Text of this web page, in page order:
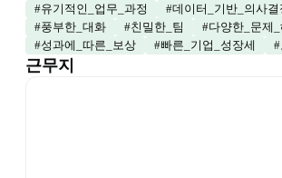
#유기적인_업무_과정 #데이터_기반_의사결
#풍부한_대화 #친밀한_팀 #다양한_문제_
#성과에_따른_보상 #빠른_기업_성장세 #
근무지